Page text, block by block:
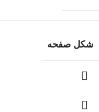
شکل صفحه